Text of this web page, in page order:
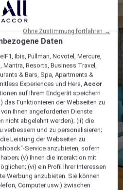
Daten
Ibis, Pullman, Novotel, Mercure,
Mantra, Resorts, Business Travel,
& Bars, Spa, Apartments &
Experiences und Hera,Accor
auf Ihrem Endgerät speichern
das Funktionieren der Webseiten zu
Ihnen angeforderten Dienste
nicht abgelehnt werden); (ii) die
verbessern und zu personalisieren;
Leistung der Webseiten zu
Service anzubieten, sofern
(v) Ihnen die Interaktion mit
(vi) ein Profil Ihrer Interessen
Werbung anzubieten. Sie können
Computer usw.) zwischen
Ohne Zustimmung fortfahren →